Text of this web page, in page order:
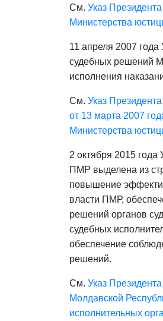
См. Указ
Министерства
11 апреля 2007
судебных решений
исполнения
См. Указ
от 13 марта 2007
Министерства
2 октября 2015
ПМР выделена из
повышение
власти ПМР,
решений органов
судебных
обеспечение
решений.
См. Указ
Молдавской
исполнительных